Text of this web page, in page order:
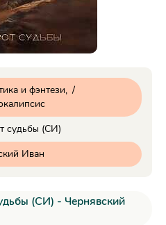
и фэнтези /
судьбы (СИ)
Иван
(СИ) - Чернявский